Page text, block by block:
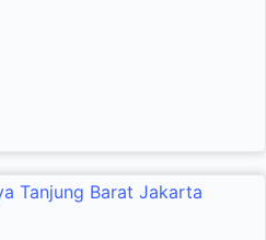
Tanjung Barat Jakarta